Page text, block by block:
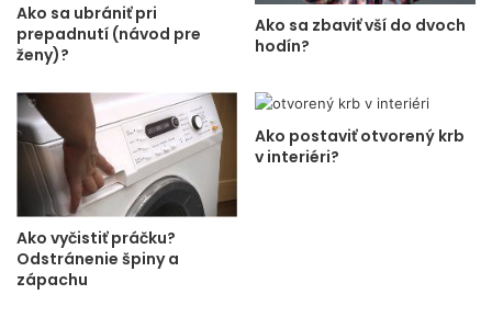
Ako sa ubrániť pri
prepadnutí (návod pre
ženy)?
Ako sa zbaviť vší do dvoch
hodín?
Ako vyčistiť práčku?
Odstránenie špiny a
zápachu
Ako postaviť otvorený krb
v interiéri?